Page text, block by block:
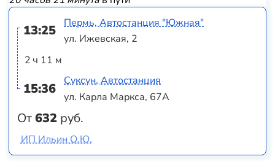
13:25
2 ч 11 м
15:36
От632 руб.
Пермь, Автостанция "Южная"
ул. Ижевская, 2
Суксун, Автостанция
ул. Карла Маркса, 67А
ИП Ильин О.Ю.